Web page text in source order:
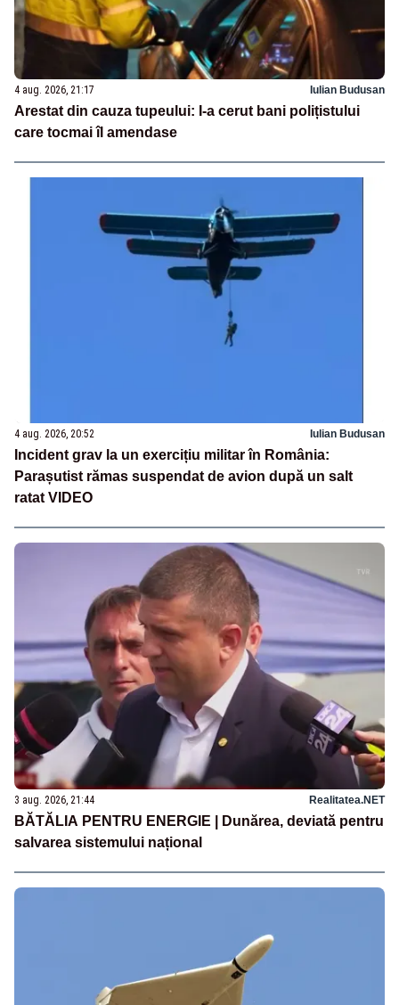
4 aug. 2026, 21:17 Iulian Budusan
Arestat din cauza tupeului: I-a cerut bani polițistului
care tocmai îl amendase
4 aug. 2026, 20:52 Iulian Budusan
Incident grav la un exercițiu militar în România:
Parașutist rămas suspendat de avion după un salt
ratat VIDEO
3 aug. 2026, 21:44 Realitatea.NET
BĂTĂLIA PENTRU ENERGIE | Dunărea, deviată pentru
salvarea sistemului național